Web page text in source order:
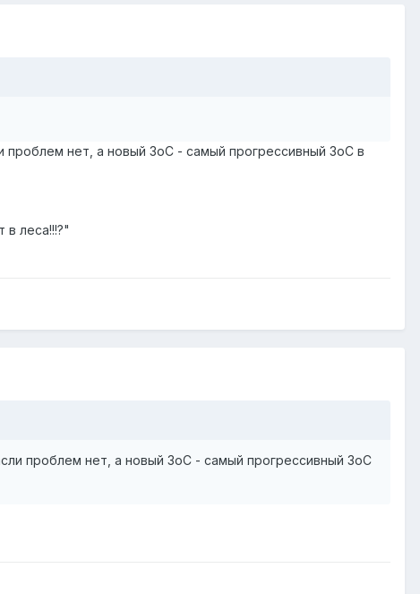
нет, а новый ЗоС - самый прогрессивный ЗоС в
в леса!!!?"
проблем нет, а новый ЗоС - самый прогрессивный ЗоС